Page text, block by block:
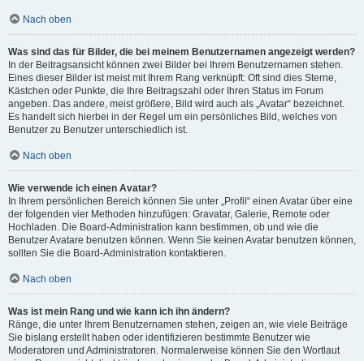
Nach oben
Was sind das für Bilder, die bei meinem Benutzernamen angezeigt werden?
In der Beitragsansicht können zwei Bilder bei Ihrem Benutzernamen stehen.
Eines dieser Bilder ist meist mit Ihrem Rang verknüpft: Oft sind dies Sterne,
Kästchen oder Punkte, die Ihre Beitragszahl oder Ihren Status im Forum
angeben. Das andere, meist größere, Bild wird auch als „Avatar“ bezeichnet.
Es handelt sich hierbei in der Regel um ein persönliches Bild, welches von
Benutzer zu Benutzer unterschiedlich ist.
Nach oben
Wie verwende ich einen Avatar?
In Ihrem persönlichen Bereich können Sie unter „Profil“ einen Avatar über eine
der folgenden vier Methoden hinzufügen: Gravatar, Galerie, Remote oder
Hochladen. Die Board-Administration kann bestimmen, ob und wie die
Benutzer Avatare benutzen können. Wenn Sie keinen Avatar benutzen können,
sollten Sie die Board-Administration kontaktieren.
Nach oben
Was ist mein Rang und wie kann ich ihn ändern?
Ränge, die unter Ihrem Benutzernamen stehen, zeigen an, wie viele Beiträge
Sie bislang erstellt haben oder identifizieren bestimmte Benutzer wie
Moderatoren und Administratoren. Normalerweise können Sie den Wortlaut